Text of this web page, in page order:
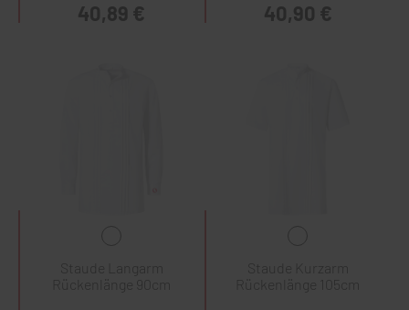
40,89 € 40,90 €
Staude Langarm
Rückenlänge 90cm
Staude Kurzarm
Rückenlänge 105cm